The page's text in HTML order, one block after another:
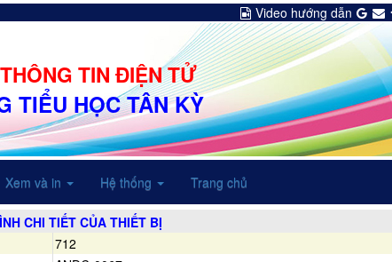
Video hướng dẫn
TIN ĐIỆN TỬ
TIỂU HỌC TÂN KỲ
Xem và in Hệ thống Trang chủ
CHI TIẾT CỦA THIẾT BỊ
712